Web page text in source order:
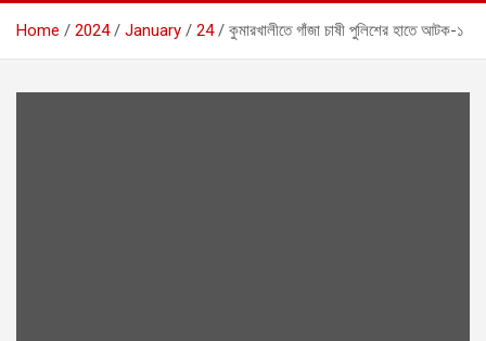
Home 2024 January 24 কুমারখালীতে গাঁজা চাষী পুলিশের হাতে আটক-১